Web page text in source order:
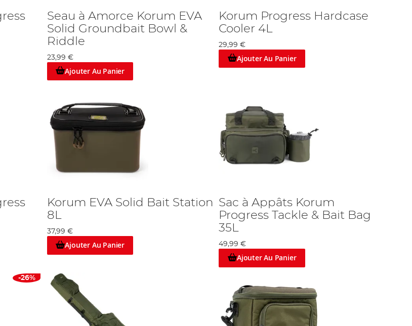
Seau à Amorce Korum EVA
Solid Groundbait Bowl &
Riddle
23,99 €
Ajouter Au Panier
Korum Progress Hardcase
Cooler 4L
29,99 €
Ajouter Au Panier
Korum EVA Solid Bait Station
8L
37,99 €
Ajouter Au Panier
Sac à Appâts Korum
Progress Tackle & Bait Bag
35L
49,99 €
Ajouter Au Panier
-26%